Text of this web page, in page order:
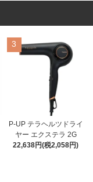
3
P-UP テラヘルツドライ
ヤー エクステラ 2G
22,638円(税2,058円)